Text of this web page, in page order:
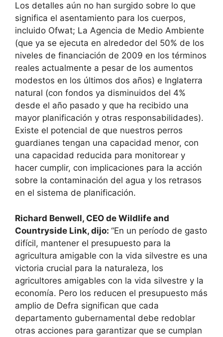
Los detalles aún no han surgido sobre lo que
significa el asentamiento para los cuerpos,
incluido Ofwat; La Agencia de Medio Ambiente
(que ya se ejecuta en alrededor del 50% de los
niveles de financiación de 2009 en los términos
reales actualmente a pesar de los aumentos
modestos en los últimos dos años) e Inglaterra
natural (con fondos ya disminuidos del 4%
desde el año pasado y que ha recibido una
mayor planificación y otras responsabilidades).
Existe el potencial de que nuestros perros
guardianes tengan una capacidad menor, con
una capacidad reducida para monitorear y
hacer cumplir, con implicaciones para la acción
sobre la contaminación del agua y los retrasos
en el sistema de planificación.
Richard Benwell, CEO de Wildlife and
Countryside Link, dijo: “En un período de gasto
difícil, mantener el presupuesto para la
agricultura amigable con la vida silvestre es una
victoria crucial para la naturaleza, los
agricultores amigables con la vida silvestre y la
economía. Pero los reducen el presupuesto más
amplio de Defra significan que cada
departamento gubernamental debe redoblar
otras acciones para garantizar que se cumplan